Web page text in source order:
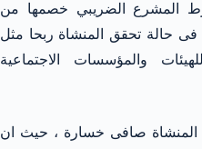
المشرع الضريبي خصمها من
فى حالة تحقق المنشاة ربحا مثل
والمؤسسات الاجتماعية
المنشاة صافى خسارة ، حيث ان